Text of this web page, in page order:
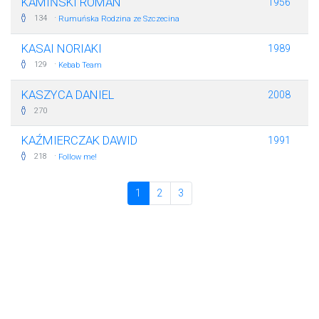
134 · Rumuńska Rodzina ze Szczecina
KASAI NORIAKI
129 · Kebab Team
1989
KASZYCA DANIEL
270
2008
KAŹMIERCZAK DAWID
218 · Follow me!
1991
1 2 3